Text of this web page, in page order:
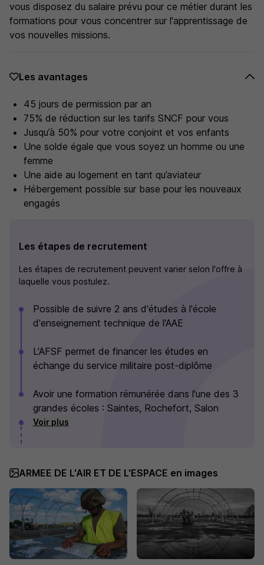
vous disposez du salaire prévu pour ce métier durant les
formations pour vous concentrer sur l'apprentissage de
vos nouvelles missions.
Les avantages
45 jours de permission par an
75% de réduction sur les tarifs SNCF pour vous
Jusqu’à 50% pour votre conjoint et vos enfants
Une solde égale que vous soyez un homme ou une
femme
Une aide au logement en tant qu’aviateur
Hébergement possible sur base pour les nouveaux
engagés
Les étapes de recrutement
Les étapes de recrutement peuvent varier selon l'offre à
laquelle vous postulez.
Possible de suivre 2 ans d'études à l'école
d'enseignement technique de l'AAE
L'AFSF permet de financer les études en
échange du service militaire post-diplôme
Avoir une formation rémunérée dans l'une des 3
grandes écoles : Saintes, Rochefort, Salon
Voir plus
ARMEE DE L'AIR ET DE L'ESPACE en images